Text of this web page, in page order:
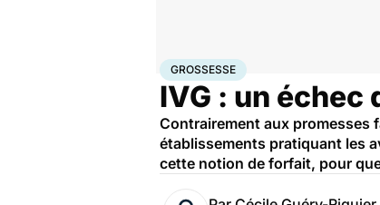
AccueilFamilleGrossesse
GROSSESSE
IVG : un échec
Contrairement aux promesses
établissements pratiquant les
cette notion de forfait, pour